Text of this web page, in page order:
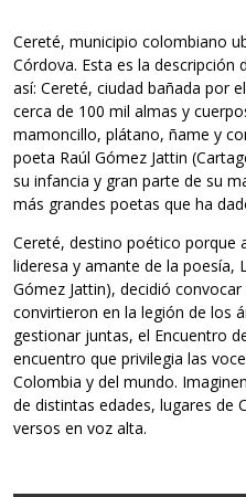
Cereté, municipio colombiano
Córdova. Esta es la descripción
así: Cereté, ciudad bañada por
cerca de 100 mil almas y
mamoncillo, plátano, ñame y
poeta Raúl Gómez Jattin
su infancia y gran parte de su
más grandes poetas que ha
Cereté, destino poético porque
lideresa y amante de la poesía,
Gómez Jattin), decidió
convirtieron en la legión de los
gestionar juntas, el Encuentro
encuentro que privilegia las
Colombia y del mundo.
de distintas edades, lugares de
versos en voz alta.